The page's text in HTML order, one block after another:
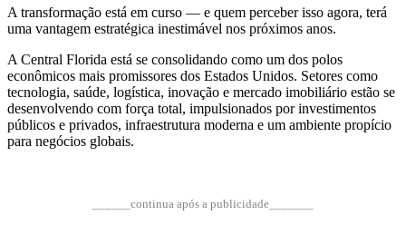
A transformação está em curso — e quem perceber isso agora, terá
uma vantagem estratégica inestimável nos próximos anos.
A Central Florida está se consolidando como um dos polos
econômicos mais promissores dos Estados Unidos. Setores como
tecnologia, saúde, logística, inovação e mercado imobiliário estão se
desenvolvendo com força total, impulsionados por investimentos
públicos e privados, infraestrutura moderna e um ambiente propício
para negócios globais.
______continua após a publicidade_______